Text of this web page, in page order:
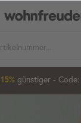
03 53 47
15% günstiger - Code:
20%